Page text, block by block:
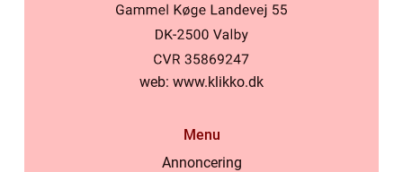
web: www.klikko.dk
Menu
Annoncering